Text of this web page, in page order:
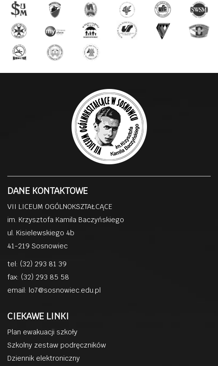
DANE KONTAKTOWE
VII LICEUM OGÓLNOKSZTAŁCĄCE
im. Krzysztofa Kamila Baczyńskiego
ul. Kisielewskiego 4b
41-219 Sosnowiec
tel: (32) 293 81 39
fax: (32) 293 85 58
email: lo7@sosnowiec.edu.pl
CIEKAWE LINKI
Plan ewakuacji szkoły
Szkolny zestaw podręczników
Dziennik elektroniczny